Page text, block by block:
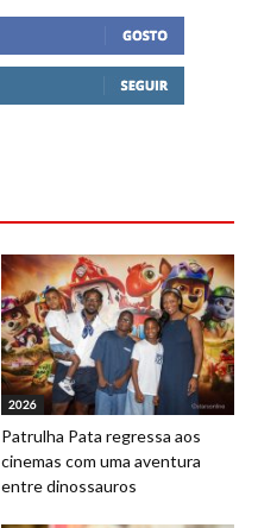
2026
Patrulha Pata regressa aos
cinemas com uma aventura
entre dinossauros